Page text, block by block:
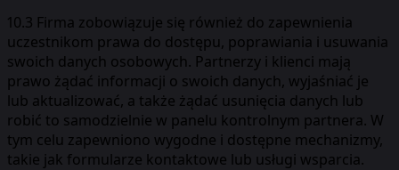
10.3 Firma zobowiązuje się również do zapewnienia
uczestnikom prawa do dostępu, poprawiania i usuwania
swoich danych osobowych. Partnerzy i klienci mają
prawo żądać informacji o swoich danych, wyjaśniać je
lub aktualizować, a także żądać usunięcia danych lub
robić to samodzielnie w panelu kontrolnym partnera. W
tym celu zapewniono wygodne i dostępne mechanizmy,
takie jak formularze kontaktowe lub usługi wsparcia.